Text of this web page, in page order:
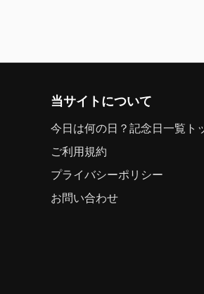
当サイトについて
今日は何の日？記念日一覧ト
ご利用規約
プライバシーポリシー
お問い合わせ